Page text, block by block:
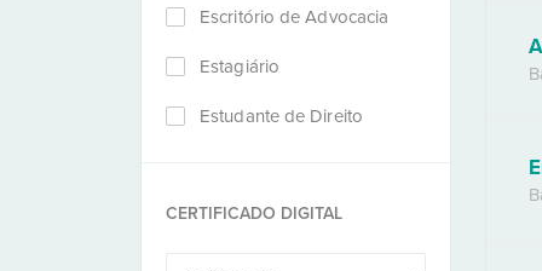
Escritório de Advocacia
Estagiário
Estudante de Direito
CERTIFICADO DIGITAL